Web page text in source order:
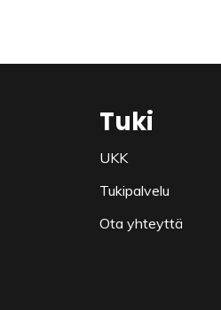
Tuki
UKK
Tukipalvelu
Ota yhteyttä